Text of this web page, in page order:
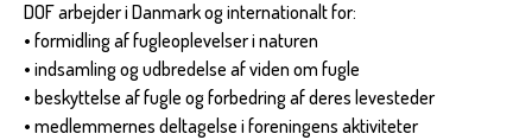
DOF arbejder i Danmark og internationalt for:
• formidling af fugleoplevelser i naturen
• indsamling og udbredelse af viden om fugle
• beskyttelse af fugle og forbedring af deres levesteder
• medlemmernes deltagelse i foreningens aktiviteter